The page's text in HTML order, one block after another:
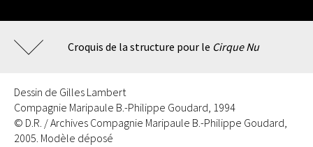
Croquis de la structure pour le Cirque Nu
Dessin de Gilles Lambert
Compagnie Maripaule B.-Philippe Goudard, 1994
© D.R. / Archives Compagnie Maripaule B.-Philippe Goudard,
2005. Modèle déposé